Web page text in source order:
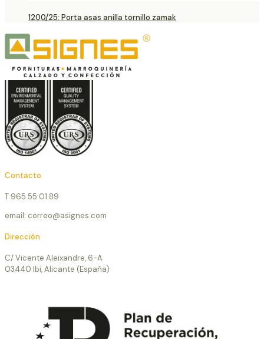
1200/25: Porta asas anilla tornillo zamak
Contacto
T 965 55 01 89
email: correo@asignes.com
Dirección
C/ Vicente Aleixandre, 6-A
03440 Ibi, Alicante (España)